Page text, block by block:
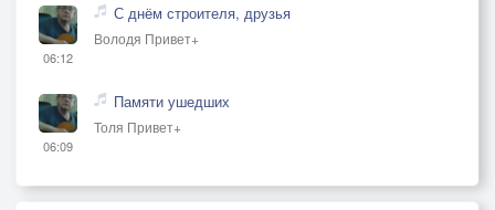
06:12
С днём строителя, друзья
Володя Привет+
06:09
Памяти ушедших
Толя Привет+